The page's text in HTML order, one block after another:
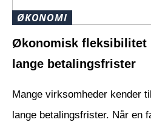
ØKONOMI
Økonomisk fleksibilitet
lange betalingsfrister
Mange virksomheder kender
lange betalingsfrister. Når en